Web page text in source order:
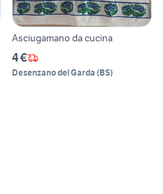
Asciugamano da cucina
4 €
Desenzano del Garda (BS)